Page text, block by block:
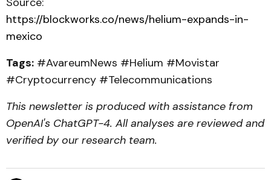
https://blockworks.co/news/helium-expands-in-
mexico
Tags: #AvareumNews #Helium #Movistar
#Cryptocurrency #Telecommunications
This newsletter is produced with assistance from
OpenAI's ChatGPT-4. All analyses are reviewed and
verified by our research team.